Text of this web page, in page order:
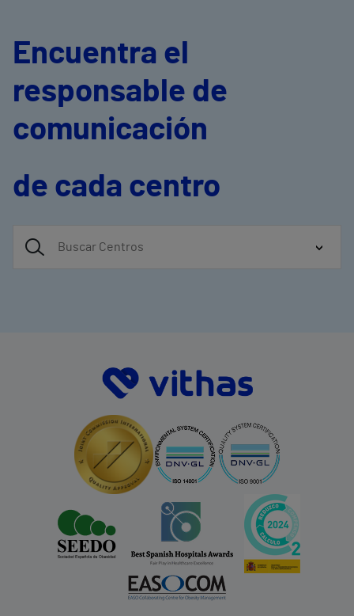
Encuentra el
responsable de
comunicación
de cada centro